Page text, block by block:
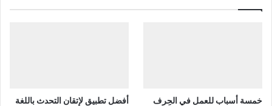
خمسة أسباب للعمل في الحِرف
أفضل تطبيق لإتقان التحدث باللغة